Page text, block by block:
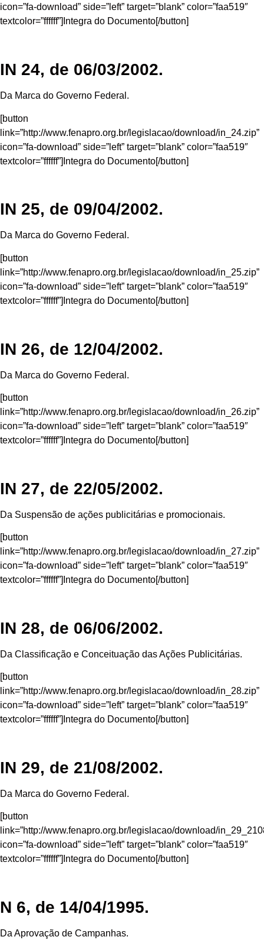
icon=”fa-download” side=”left” target=”blank” color=”faa519″
textcolor=”ffffff”]Integra do Documento[/button]
IN 24, de 06/03/2002.
Da Marca do Governo Federal.
[button
link=”http://www.fenapro.org.br/legislacao/download/in_24.zip”
icon=”fa-download” side=”left” target=”blank” color=”faa519″
textcolor=”ffffff”]Integra do Documento[/button]
IN 25, de 09/04/2002.
Da Marca do Governo Federal.
[button
link=”http://www.fenapro.org.br/legislacao/download/in_25.zip”
icon=”fa-download” side=”left” target=”blank” color=”faa519″
textcolor=”ffffff”]Integra do Documento[/button]
IN 26, de 12/04/2002.
Da Marca do Governo Federal.
[button
link=”http://www.fenapro.org.br/legislacao/download/in_26.zip”
icon=”fa-download” side=”left” target=”blank” color=”faa519″
textcolor=”ffffff”]Integra do Documento[/button]
IN 27, de 22/05/2002.
Da Suspensão de ações publicitárias e promocionais.
[button
link=”http://www.fenapro.org.br/legislacao/download/in_27.zip”
icon=”fa-download” side=”left” target=”blank” color=”faa519″
textcolor=”ffffff”]Integra do Documento[/button]
IN 28, de 06/06/2002.
Da Classificação e Conceituação das Ações Publicitárias.
[button
link=”http://www.fenapro.org.br/legislacao/download/in_28.zip”
icon=”fa-download” side=”left” target=”blank” color=”faa519″
textcolor=”ffffff”]Integra do Documento[/button]
IN 29, de 21/08/2002.
Da Marca do Governo Federal.
[button
link=”http://www.fenapro.org.br/legislacao/download/
icon=”fa-download” side=”left” target=”blank” color=”faa519″
textcolor=”ffffff”]Integra do Documento[/button]
N 6, de 14/04/1995.
Da Aprovação de Campanhas.